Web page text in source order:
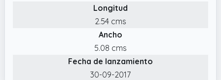
Longitud
2.54 cms
Ancho
5.08 cms
Fecha de lanzamiento
30-09-2017